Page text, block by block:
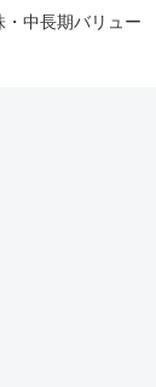
中長期バリュー